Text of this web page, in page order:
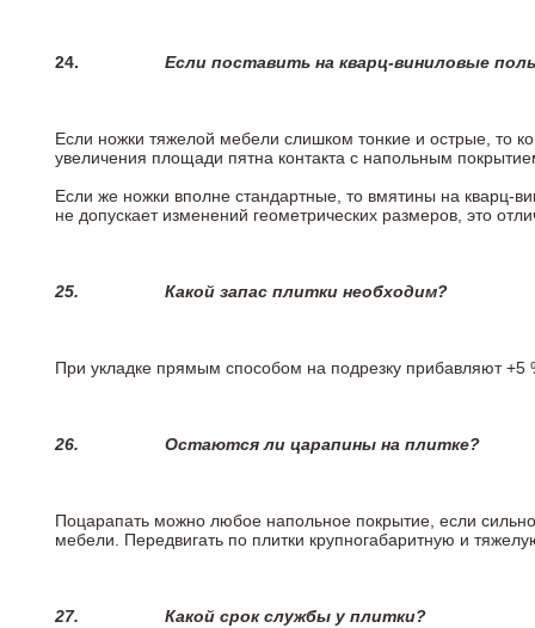
24. Если поставить на кварц-виниловые
Если ножки тяжелой мебели слишком тонкие и острые, то
увеличения площади пятна контакта с напольным
Если же ножки вполне стандартные, то вмятины на кварц-
не допускает изменений геометрических размеров, это
25. Какой запас плитки необходим?
При укладке прямым способом на подрезку прибавляют +5
26. Остаются ли царапины на плитке?
Поцарапать можно любое напольное покрытие, если
мебели. Передвигать по плитки крупногабаритную и
27. Какой срок службы у плитки?